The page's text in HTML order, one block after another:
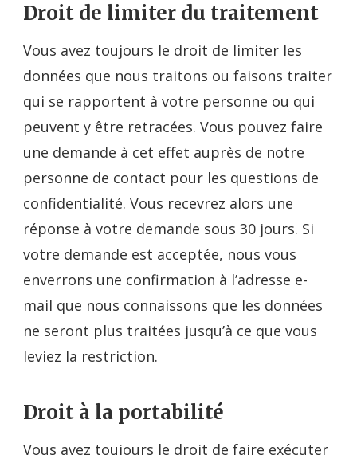
Droit de limiter du traitement
Vous avez toujours le droit de limiter les
données que nous traitons ou faisons traiter
qui se rapportent à votre personne ou qui
peuvent y être retracées. Vous pouvez faire
une demande à cet effet auprès de notre
personne de contact pour les questions de
confidentialité. Vous recevrez alors une
réponse à votre demande sous 30 jours. Si
votre demande est acceptée, nous vous
enverrons une confirmation à l’adresse e-
mail que nous connaissons que les données
ne seront plus traitées jusqu’à ce que vous
leviez la restriction.
Droit à la portabilité
Vous avez toujours le droit de faire exécuter